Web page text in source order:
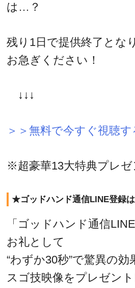
は…？
残り1日で提供終了とな
お急ぎください！
↓↓↓
＞＞無料で今すぐ視聴す
※超豪華13大特典プレゼ
★ゴッドハンド通信LINE登録
「ゴッドハンド通信
お礼として
“わずか30秒”で驚異の効
スゴ技映像をプレゼン